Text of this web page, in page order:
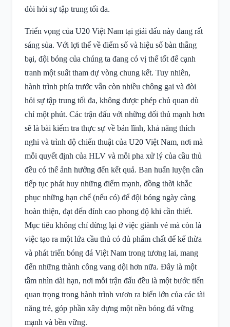
đòi hỏi sự tập trung tối đa.
Triển vọng của U20 Việt Nam tại giải đấu này đang rất
sáng sủa. Với lợi thế về điểm số và hiệu số bàn thắng
bại, đội bóng của chúng ta đang có vị thế tốt để cạnh
tranh một suất tham dự vòng chung kết. Tuy nhiên,
hành trình phía trước vẫn còn nhiều chông gai và đòi
hỏi sự tập trung tối đa, không được phép chủ quan dù
chỉ một phút. Các trận đấu với những đối thủ mạnh hơn
sẽ là bài kiểm tra thực sự về bản lĩnh, khả năng thích
nghi và trình độ chiến thuật của U20 Việt Nam, nơi mà
mỗi quyết định của HLV và mỗi pha xử lý của cầu thủ
đều có thể ảnh hưởng đến kết quả. Ban huấn luyện cần
tiếp tục phát huy những điểm mạnh, đồng thời khắc
phục những hạn chế (nếu có) để đội bóng ngày càng
hoàn thiện, đạt đến đỉnh cao phong độ khi cần thiết.
Mục tiêu không chỉ dừng lại ở việc giành vé mà còn là
việc tạo ra một lứa cầu thủ có đủ phẩm chất để kế thừa
và phát triển bóng đá Việt Nam trong tương lai, mang
đến những thành công vang dội hơn nữa. Đây là một
tầm nhìn dài hạn, nơi mỗi trận đấu đều là một bước tiến
quan trọng trong hành trình vươn ra biển lớn của các tài
năng trẻ, góp phần xây dựng một nền bóng đá vững
mạnh và bền vững.